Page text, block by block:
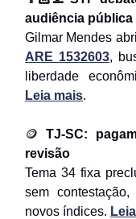
audiência pública
Gilmar Mendes
ARE 1532603,
liberdade
Leia mais.
🪙 TJ-SC:
revisão
Tema 34 fixa
sem
novos índices.